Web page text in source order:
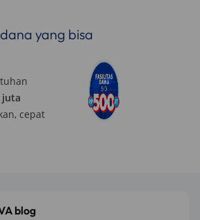
yang bisa
juta
cepat
blog